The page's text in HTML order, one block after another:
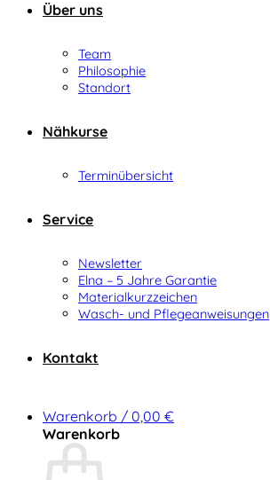
Über uns
Team
Philosophie
Standort
Nähkurse
Terminübersicht
Service
Newsletter
Elna – 5 Jahre Garantie
Materialkurzzeichen
Wasch- und Pflegeanweisungen
Kontakt
Warenkorb / 0,00 €
Warenkorb